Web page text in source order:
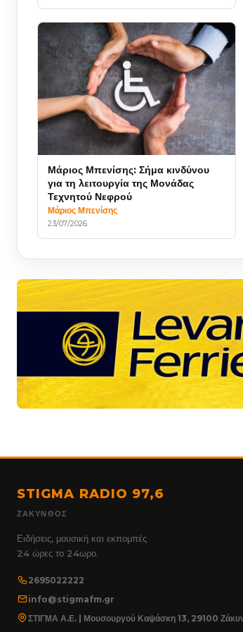
Μάριος Μπενίσης: Σήμα κινδύνου
για τη λειτουργία της Μονάδας
Τεχνητού Νεφρού
Μάριος Μπενίσης
23/07/2026
STIGMA RADIO 97,6
ΖΆΚΥΝΘΟΣ
Ειδήσεις, μουσική και εκπομπές
24 ώρες το 24ωρο.
2695022222
info@stigmafm.gr
ΣΤΙΓΜΑ Α.Ε. | Μουσουργού Καψάσκη 13, 29100